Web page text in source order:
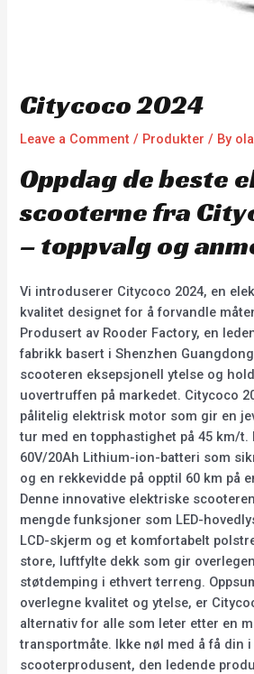
Citycoco 2024
Leave a Comment / Produkter / By
Oppdag de beste
scooterne fra
– toppvalg og
Vi introduserer Citycoco 2024, en
kvalitet designet for å forvandle
Produsert av Rooder Factory, en
fabrikk basert i Shenzhen
scooteren eksepsjonell ytelse og
uovertruffen på markedet. Citycoco
pålitelig elektrisk motor som gir en
tur med en topphastighet på 45 km/t.
60V/20Ah Lithium-ion-batteri som
og en rekkevidde på opptil 60 km på
Denne innovative elektriske
mengde funksjoner som LED-
LCD-skjerm og et komfortabelt
store, luftfylte dekk som gir
støtdemping i ethvert terreng.
overlegne kvalitet og ytelse, er
alternativ for alle som leter etter en
transportmåte. Ikke nøl med å få din
scooterprodusent, den ledende